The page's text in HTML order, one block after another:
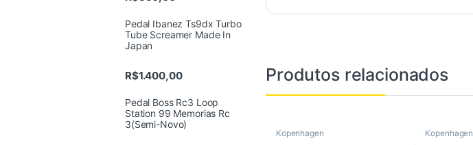
Produtos relacionados
Kopenhagen Kopenhagen
Pedal Ibanez Ts9dx Turbo
Tube Screamer Made In
Japan
R$1.400,00
Pedal Boss Rc3 Loop
Station 99 Memorias Rc
3(Semi-Novo)